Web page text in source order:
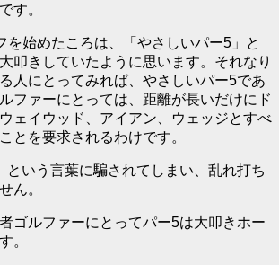
す。
を始めたころは、「やさしいパー5」と
叩きしていたように思います。それなり
人にとってみれば、やさしいパー5であ
ファーにとっては、距離が長いだけにド
ェイウッド、アイアン、ウェッジとすべ
とを要求されるわけです。
という言葉に騙されてしまい、 乱れ打ち
ん。
ゴルファーにとってパー5は大叩きホー
。